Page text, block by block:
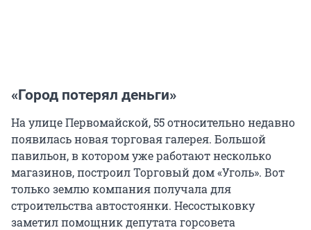
«Город потерял деньги»
На улице Первомайской, 55 относительно недавно
появилась новая торговая галерея. Большой
павильон, в котором уже работают несколько
магазинов, построил Торговый дом «Уголь». Вот
только землю компания получала для
строительства автостоянки. Несостыковку
заметил помощник депутата горсовета